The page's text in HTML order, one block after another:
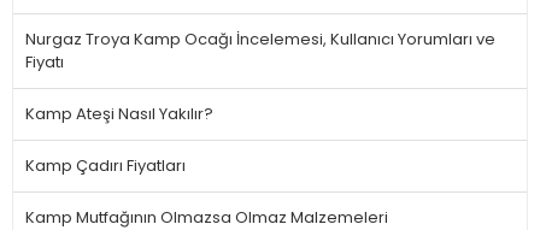
Nurgaz Troya Kamp Ocağı İncelemesi, Kullanıcı Yorumları ve
Fiyatı
Kamp Ateşi Nasıl Yakılır?
Kamp Çadırı Fiyatları
Kamp Mutfağının Olmazsa Olmaz Malzemeleri